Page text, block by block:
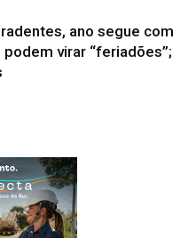
ano segue com
virar “feriadões”;